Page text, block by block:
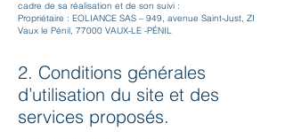
cadre de sa réalisation et de son suivi :
Propriétaire : EOLIANCE SAS – 949, avenue Saint-Just, ZI
Vaux le Pénil, 77000 VAUX-LE -PÉNIL
2. Conditions générales
d’utilisation du site et des
services proposés.